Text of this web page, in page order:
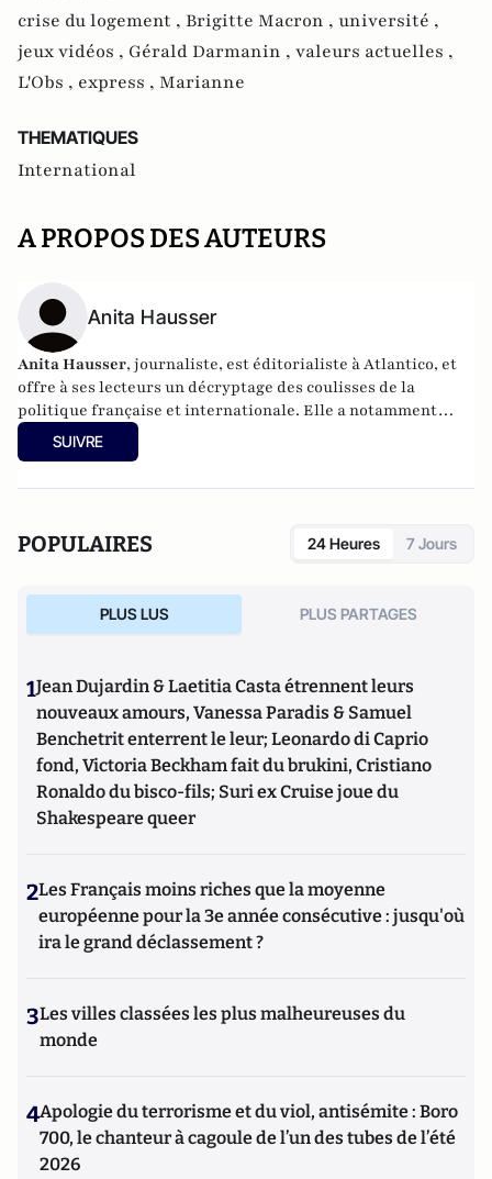
crise du logement , Brigitte Macron , université ,
jeux vidéos , Gérald Darmanin , valeurs actuelles ,
L'Obs , express , Marianne
THEMATIQUES
International
A PROPOS DES AUTEURS
Anita Hausser
Anita Hausser, journaliste, est éditorialiste à Atlantico, et
offre à ses lecteurs un décryptage des coulisses de la
politique française et internationale. Elle a notamment
publiéSarkozy, itinéraire d'une ambition
l'Archipel, 2003). Elle a également réalisé les documentaires
SUIVRE
POPULAIRES 24 Heures 7 Jours
PLUS LUS PLUS PARTAGES
1Jean Dujardin & Laetitia Casta étrennent leurs
nouveaux amours, Vanessa Paradis & Samuel
Benchetrit enterrent le leur; Leonardo di Caprio
fond, Victoria Beckham fait du brukini, Cristiano
Ronaldo du bisco-fils; Suri ex Cruise joue du
Shakespeare queer
2Les Français moins riches que la moyenne
européenne pour la 3e année consécutive : jusqu'où
ira le grand déclassement ?
3Les villes classées les plus malheureuses du
monde
4Apologie du terrorisme et du viol, antisémite : Boro
700, le chanteur à cagoule de l’un des tubes de l’été
2026